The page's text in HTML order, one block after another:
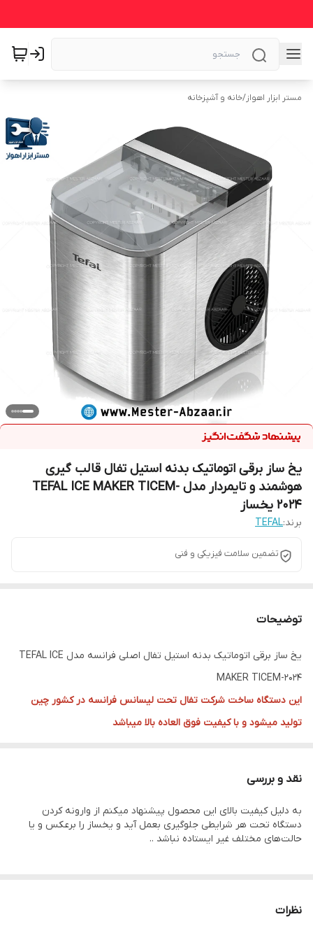
مستر ابزار اهواز/خانه و آشپزخانه
یخ ساز برقی اتوماتیک بدنه استیل تفال قالب گیری
هوشمند و تایمردار مدل TEFAL ICE MAKER TICEM-
2024 یخساز
برند:TEFAL
تضمین سلامت فیزیکی و فنی
توضیحات
یخ ساز برقی اتوماتیک بدنه استیل تفال اصلی فرانسه مدل TEFAL ICE
MAKER TICEM-2024
این دستگاه ساخت شرکت تفال تحت لیسانس فرانسه در کشور چین
تولید میشود و با کیفیت فوق العاده بالا میباشد
مشخصات فنی
ظرفیت دستگاه ۱۲ کیلوگرم در 24 ساعت
ظرفیت مخزن آب 2.5 لیتر
نقد و بررسی
به دلیل کیفیت بالای این محصول پیشنهاد میکنم از وارونه کردن
دستگاه تحت هر شرایطی جلوگیری بعمل آید و یخساز را برعکس و یا
حالت‌های مختلف غیر ایستاده نباشد ..
نظرات